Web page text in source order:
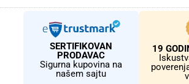
SERTIFIKOVAN
PRODAVAC
Sigurna kupovina na
našem sajtu
19